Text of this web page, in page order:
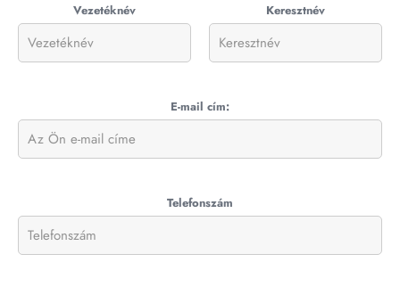
Vezetéknév Keresztnév
E-mail cím:
Telefonszám